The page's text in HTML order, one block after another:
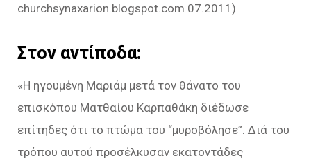
churchsynaxarion.blogspot.com 07.2011)
Στον αντίποδα:
«Η ηγουμένη Μαριάμ μετά τον θάνατο του
επισκόπου Ματθαίου Καρπαθάκη διέδωσε
επίτηδες ότι το πτώμα του “μυροβόλησε”. Διά του
τρόπου αυτού προσέλκυσαν εκατοντάδες